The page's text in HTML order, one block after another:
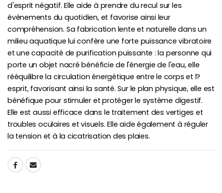
€4.90 €23.00
d'esprit négatif. Elle aide à prendre du recul sur les
évènements du quotidien, et favorise ainsi leur
compréhension. Sa fabrication lente et naturelle dans un
milieu aquatique lui confère une forte puissance vibratoire
et une capacité de purification puissante : la personne qui
porte un objet nacré bénéficie de l'énergie de l'eau, elle
rééquilibre la circulation énergétique entre le corps et l?
esprit, favorisant ainsi la santé. Sur le plan physique, elle est
bénéfique pour stimuler et protéger le système digestif.
Elle est aussi efficace dans le traitement des vertiges et
troubles oculaires et visuels. Elle aide également à réguler
la tension et à la cicatrisation des plaies.
SHARE: